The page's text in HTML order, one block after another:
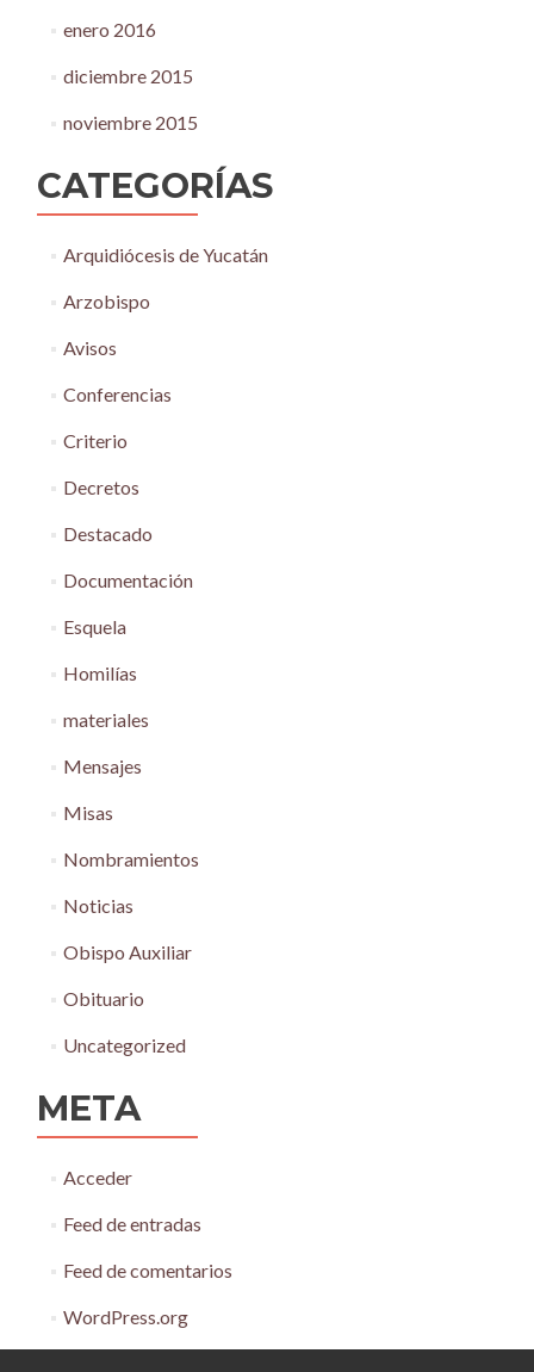
enero 2016
diciembre 2015
noviembre 2015
CATEGORÍAS
Arquidiócesis de Yucatán
Arzobispo
Avisos
Conferencias
Criterio
Decretos
Destacado
Documentación
Esquela
Homilías
materiales
Mensajes
Misas
Nombramientos
Noticias
Obispo Auxiliar
Obituario
Uncategorized
META
Acceder
Feed de entradas
Feed de comentarios
WordPress.org